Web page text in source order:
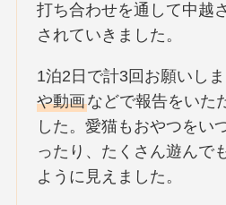
打ち合わせを通して中越
されていきました。
1泊2日で計3回お願いし
や動画などで報告をいた
した。愛猫もおやつをい
ったり、たくさん遊んで
ように見えました。